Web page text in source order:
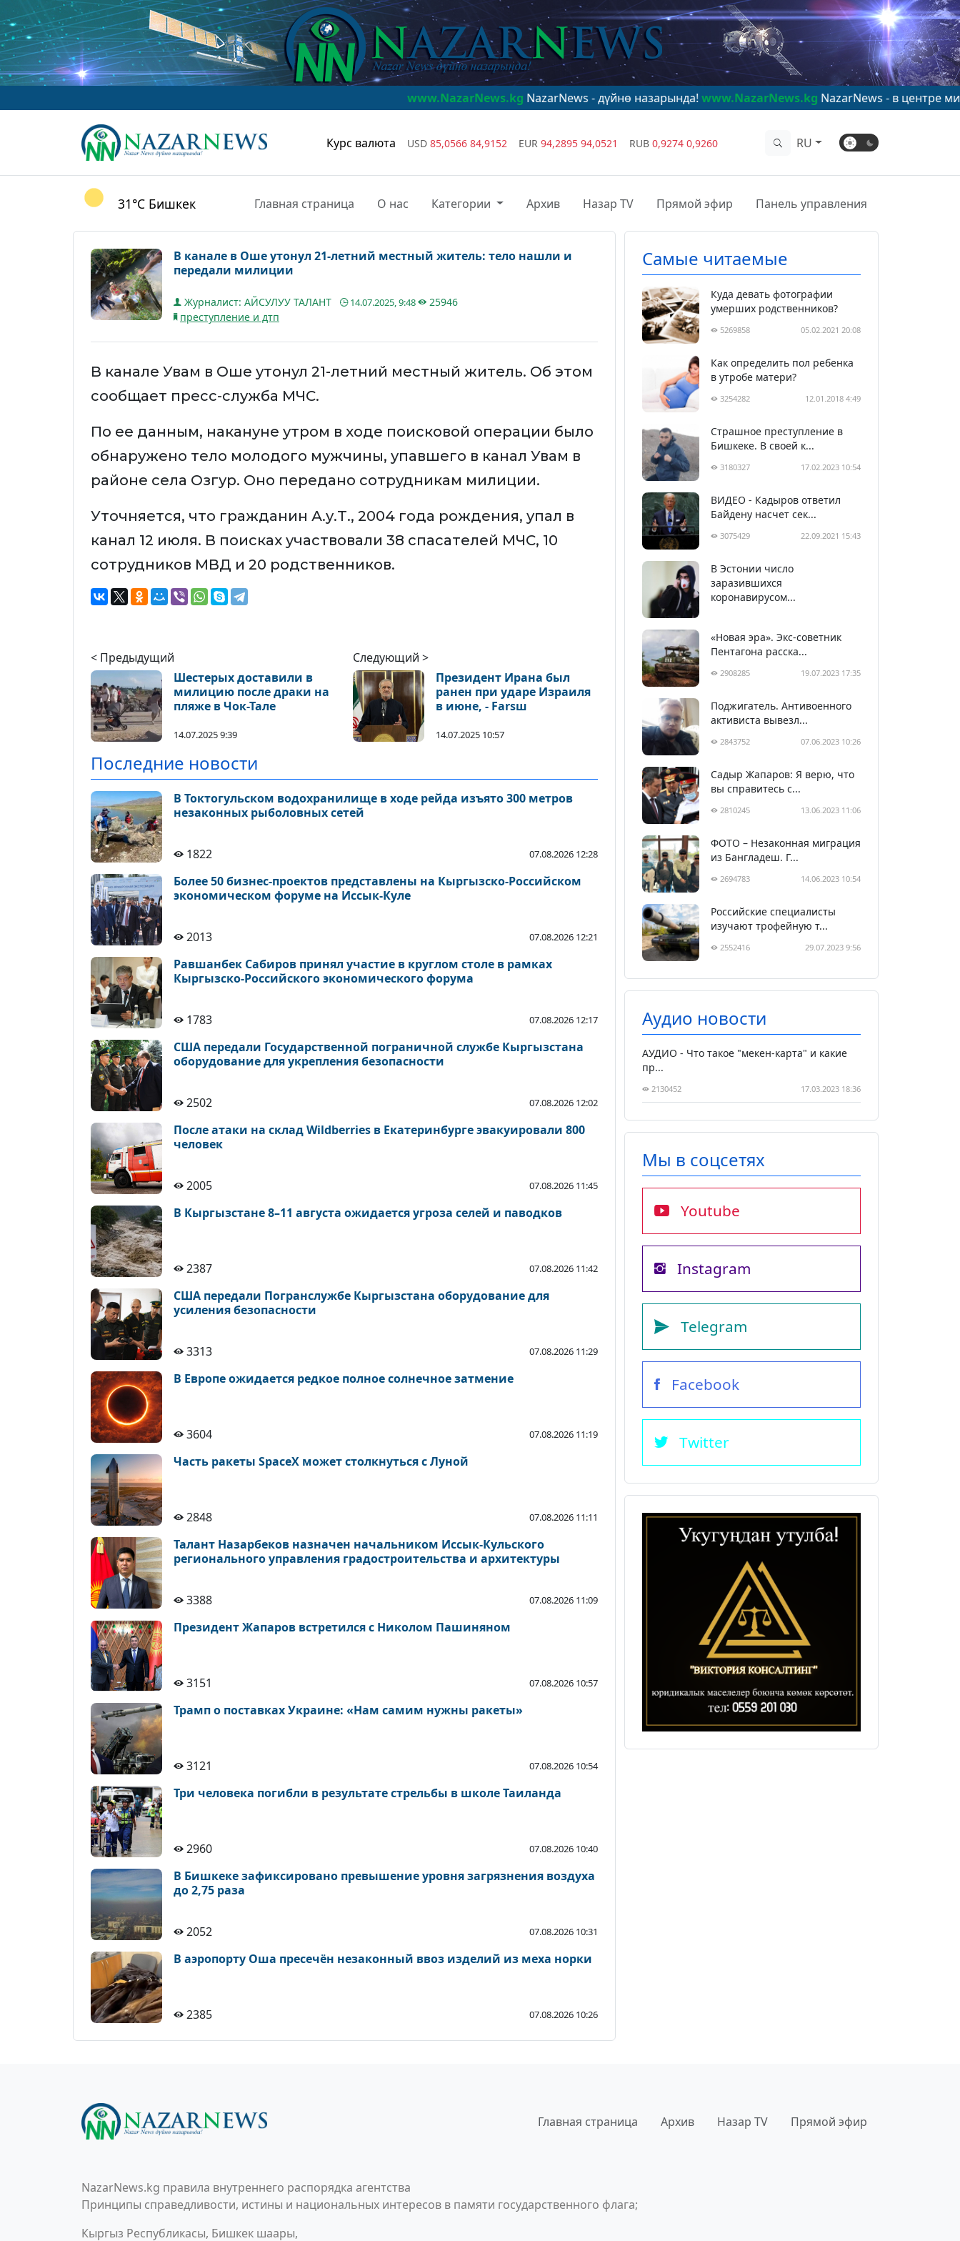
www.NazarNews.kgNazarNews - дүйнө назарында! www.NazarNews.kgNazarNews - в центре мирового
Курс валюта USD 85,0566 84,9152 EUR 94,2895 94,0521 RUB 0,9274 0,9260 RU
31°C Бишкек Главная страница О нас Категории Архив Назар TV Прямой эфир Панель управления
В канале в Оше утонул 21-летний местный житель: тело нашли и
передали милиции
Журналист: АЙСУЛУУ ТАЛАНТ 14.07.2025, 9:48
25946
преступление и дтп
В канале Увам в Оше утонул 21-летний местный житель. Об этом
сообщает пресс-служба МЧС.
По ее данным, накануне утром в ходе поисковой операции было
обнаружено тело молодого мужчины, упавшего в канал Увам в
районе села Озгур. Оно передано сотрудникам милиции.
Уточняется, что гражданин А.у.Т., 2004 года рождения, упал в
канал 12 июля. В поисках участвовали 38 спасателей МЧС, 10
сотрудников МВД и 20 родственников.
< Предыдущий
Шестерых доставили в
милицию после драки на
пляже в Чок-Тале
14.07.2025 9:39
Следующий >
Президент Ирана был
ранен при ударе Израиля
в июне, - Farsш
14.07.2025 10:57
Последние новости
В Токтогульском водохранилище в ходе рейда изъято 300 метров
незаконных рыболовных сетей
1822 07.08.2026 12:28
Более 50 бизнес-проектов представлены на Кыргызско-Российском
экономическом форуме на Иссык-Куле
2013 07.08.2026 12:21
Равшанбек Сабиров принял участие в круглом столе в рамках
Кыргызско-Российского экономического форума
1783 07.08.2026 12:17
США передали Государственной пограничной службе Кыргызстана
оборудование для укрепления безопасности
2502 07.08.2026 12:02
После атаки на склад Wildberries в Екатеринбурге эвакуировали 800
человек
2005 07.08.2026 11:45
В Кыргызстане 8–11 августа ожидается угроза селей и паводков
2387 07.08.2026 11:42
США передали Погранслужбе Кыргызстана оборудование для
усиления безопасности
3313 07.08.2026 11:29
В Европе ожидается редкое полное солнечное затмение
3604 07.08.2026 11:19
Часть ракеты SpaceX может столкнуться с Луной
2848 07.08.2026 11:11
Талант Назарбеков назначен начальником Иссык-Кульского
регионального управления градостроительства и архитектуры
3388 07.08.2026 11:09
Президент Жапаров встретился с Николом Пашиняном
3151 07.08.2026 10:57
Трамп о поставках Украине: «Нам самим нужны ракеты»
3121 07.08.2026 10:54
Три человека погибли в результате стрельбы в школе Таиланда
2960 07.08.2026 10:40
В Бишкеке зафиксировано превышение уровня загрязнения воздуха
до 2,75 раза
2052 07.08.2026 10:31
В аэропорту Оша пресечён незаконный ввоз изделий из меха норки
2385 07.08.2026 10:26
Самые читаемые
Куда девать фотографии
умерших родственников?
5269858 05.02.2021 20:08
Как определить пол ребенка
в утробе матери?
3254282 12.01.2018 4:49
Страшное преступление в
Бишкеке. В своей к...
3180327 17.02.2023 10:54
ВИДЕО - Кадыров ответил
Байдену насчет сек...
3075429 22.09.2021 15:43
В Эстонии число
заразившихся
коронавирусом...
«Новая эра». Экс-советник
Пентагона расска...
2908285 19.07.2023 17:35
Поджигатель. Антивоенного
активиста вывезл...
2843752 07.06.2023 10:26
Садыр Жапаров: Я верю, что
вы справитесь с...
2810245 13.06.2023 11:06
ФОТО – Незаконная миграция
из Бангладеш. Г...
2694783 14.06.2023 10:54
Российские специалисты
изучают трофейную т...
2552416 29.07.2023 9:56
Аудио новости
АУДИО - Что такое "мекен-карта" и какие
пр...
2130452 17.03.2023 18:36
Мы в соцсетях
Youtube
Instagram
Telegram
Facebook
Twitter
Главная страница Архив Назар TV Прямой эфир
NazarNews.kg правила внутреннего распорядка агентства
Принципы справедливости, истины и национальных интересов в памяти государственного флага;
Кыргыз Республикасы, Бишкек шаары,